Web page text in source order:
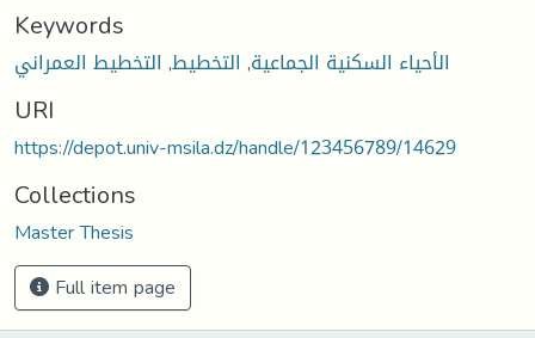
Keywords
الأحياء السكنية الجماعية, التخطيط, التخطيط العمراني
URI
https://depot.univ-msila.dz/handle/123456789/14629
Collections
Master Thesis
Full item page